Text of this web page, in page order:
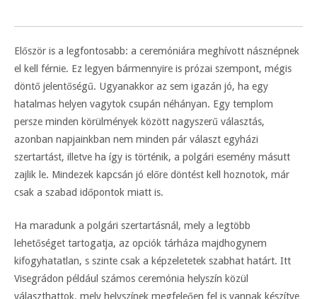
Először is a legfontosabb: a ceremóniára meghívott násznépnek
el kell férnie. Ez legyen bármennyire is prózai szempont, mégis
döntő jelentőségű. Ugyanakkor az sem igazán jó, ha egy
hatalmas helyen vagytok csupán néhányan. Egy templom
persze minden körülmények között nagyszerű választás,
azonban napjainkban nem minden pár választ egyházi
szertartást, illetve ha így is történik, a polgári esemény másutt
zajlik le. Mindezek kapcsán jó előre döntést kell hoznotok, már
csak a szabad időpontok miatt is.
Ha maradunk a polgári szertartásnál, mely a legtöbb
lehetőséget tartogatja, az opciók tárháza majdhogynem
kifogyhatatlan, s szinte csak a képzeletetek szabhat határt. Itt
Visegrádon például számos ceremónia helyszín közül
választhattok, mely helyszínek megfeleően fel is vannak készítve